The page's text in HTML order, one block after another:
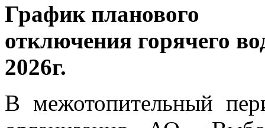
График планового
отключения горячего
2026г.
В межотопительный